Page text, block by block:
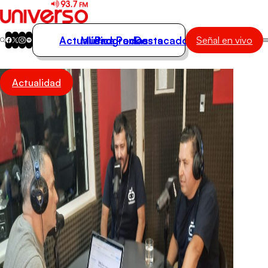
Actualidad
Música
Programas
Podcasts
Destacados
Actualidad
Música
Programas
Podcasts
Destacados Señal en vivo
Actualidad